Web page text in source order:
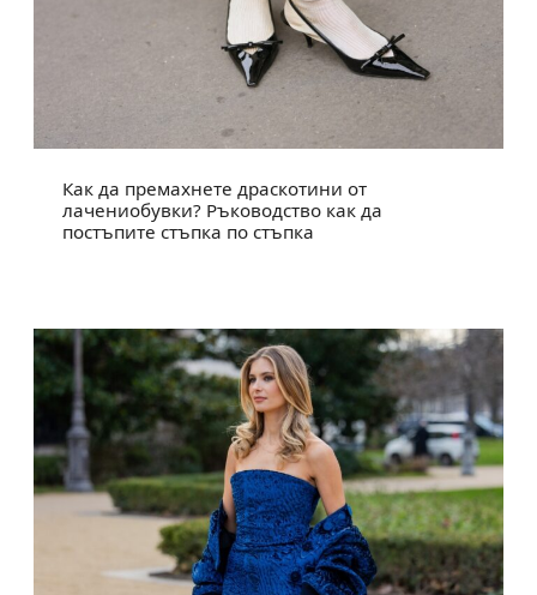
Как да премахнете драскотини от
лачениобувки? Ръководство как да
постъпите стъпка по стъпка